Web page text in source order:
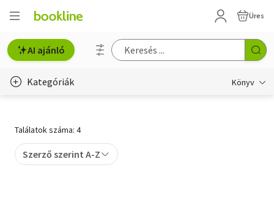
Üres
AI ajánló
Kategóriák Könyv
Gyermek- és ifjúsági
Találatok száma: 4
Szerző szerint A-Z